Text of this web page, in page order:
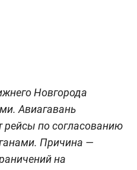
Новгорода
Авиагавань
рейсы по согласованию
Причина —
на